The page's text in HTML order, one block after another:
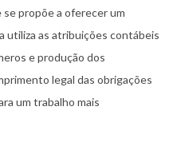
propõe a oferecer um
utiliza as atribuições contábeis
e produção dos
legal das obrigações
um trabalho mais